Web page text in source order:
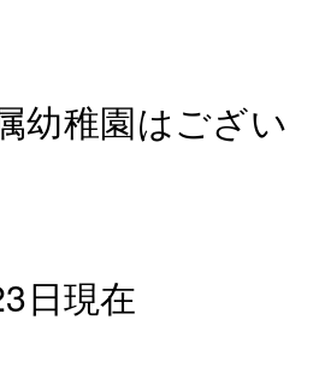
幼稚園はござい
日現在